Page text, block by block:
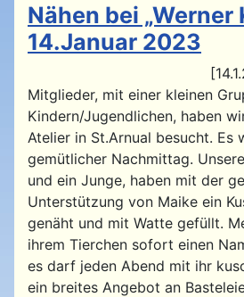
Nähen bei „Werner
14.Januar 2023
Mitglieder, mit einer kleinen
Kindern/Jugendlichen, haben
Atelier in St.Arnual besucht. Es
gemütlicher Nachmittag.
und ein Junge, haben mit der
Unterstützung von Maike ein
genäht und mit Watte gefüllt.
ihrem Tierchen sofort einen
es darf jeden Abend mit ihr
ein breites Angebot an